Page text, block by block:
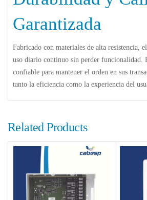
Garantizada
Fabricado con materiales de alta resistencia,
uso diario continuo sin perder funcionalidad.
confiable para mantener el orden en sus
tanto la eficiencia como la experiencia del
Related Products